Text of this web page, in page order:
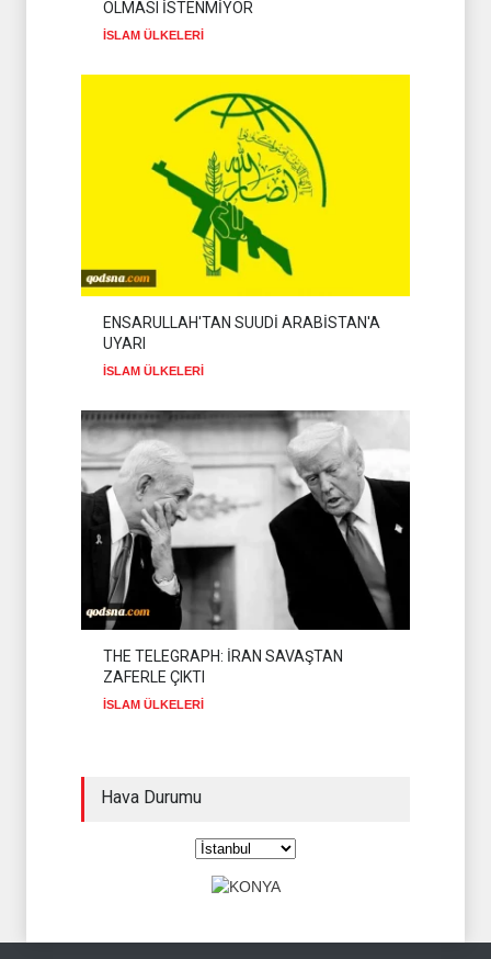
OLMASI İSTENMİYOR
İSLAM ÜLKELERİ
ENSARULLAH'TAN SUUDİ ARABİSTAN'A
UYARI
İSLAM ÜLKELERİ
THE TELEGRAPH: İRAN SAVAŞTAN
ZAFERLE ÇIKTI
İSLAM ÜLKELERİ
Hava Durumu